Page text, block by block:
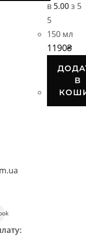
в 5.00з 5
5
150 мл
1190₴
В